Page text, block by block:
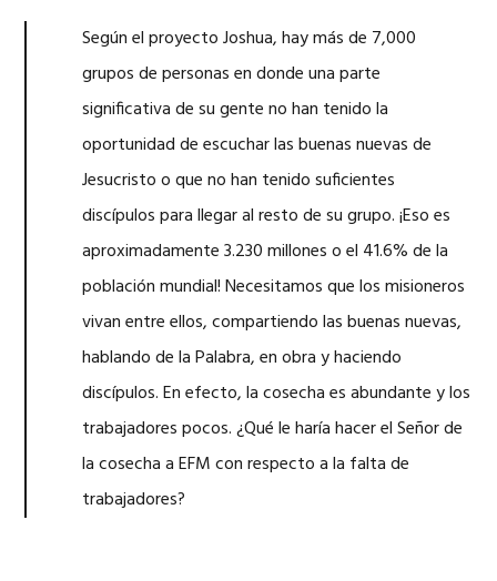
Según el proyecto Joshua, hay más de 7,000
grupos de personas en donde una parte
significativa de su gente no han tenido la
oportunidad de escuchar las buenas nuevas de
Jesucristo o que no han tenido suficientes
discípulos para llegar al resto de su grupo. ¡Eso es
aproximadamente 3.230 millones o el 41.6% de la
población mundial! Necesitamos que los misioneros
vivan entre ellos, compartiendo las buenas nuevas,
hablando de la Palabra, en obra y haciendo
discípulos. En efecto, la cosecha es abundante y los
trabajadores pocos. ¿Qué le haría hacer el Señor de
la cosecha a EFM con respecto a la falta de
trabajadores?